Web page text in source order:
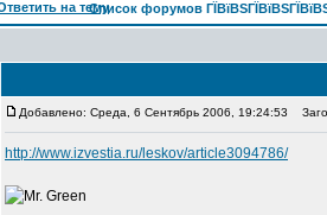
Список форумов
Добавлено: Среда, 6 Сентябрь 2006, 19:24:53
http://www.izvestia.ru/leskov/article3094786/